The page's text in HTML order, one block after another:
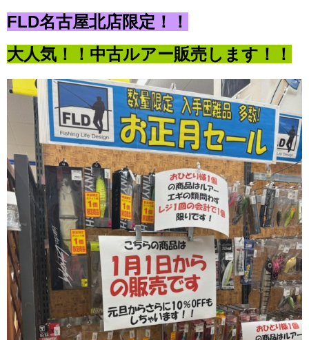
FLD名古屋北店限定！！
大人気！！中古ルアー販売します！！